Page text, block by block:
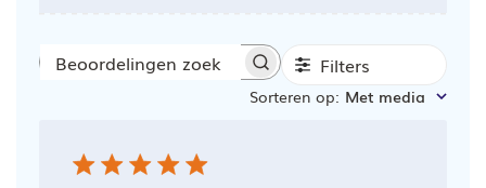
Beoordelingen
Filters
Sorteren op: Met media